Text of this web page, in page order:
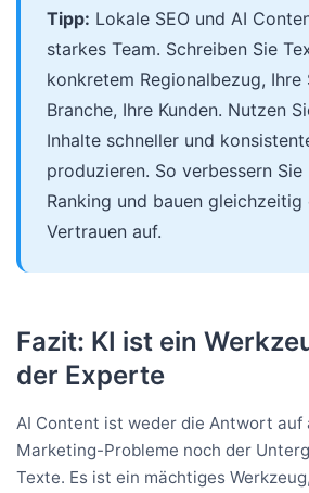
Tipp: Lokale SEO und AI
starkes Team. Schreiben Sie
konkretem Regionalbezug, Ihre
Branche, Ihre Kunden. Nutzen
Inhalte schneller und
produzieren. So verbessern Sie
Ranking und bauen gleichzeitig
Vertrauen auf.
Fazit: KI ist ein
der Experte
AI Content ist weder die Antwort auf
Marketing-Probleme noch der
Texte. Es ist ein mächtiges